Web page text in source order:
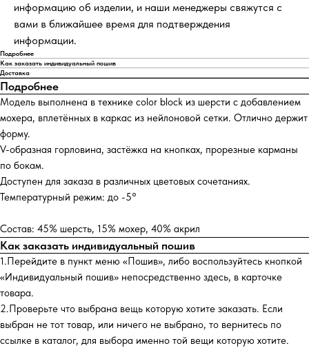
информацию об изделии, и наши менеджеры свяжутся с
вами в ближайшее время для подтверждения
информации.
Подробнее
Как заказать индивидуальный пошив
Доставка
Подробнее
Модель выполнена в технике color block из шерсти с добавлением
мохера, вплетённых в каркас из нейлоновой сетки. Отлично держит
форму.
V-образная горловина, застёжка на кнопках, прорезные карманы
по бокам.
Доступен для заказа в различных цветовых сочетаниях.
Температурный режим: до -5°
Состав: 45% шерсть, 15% мохер, 40% акрил
Как заказать индивидуальный пошив
1.Перейдите в пункт меню «Пошив», либо воспользуйтесь кнопкой
«Индивидуальный пошив» непосредственно здесь, в карточке
товара.
2.Проверьте что выбрана вещь которую хотите заказать. Если
выбран не тот товар, или ничего не выбрано, то вернитесь по
ссылке в каталог, для выбора именно той вещи которую хотите.